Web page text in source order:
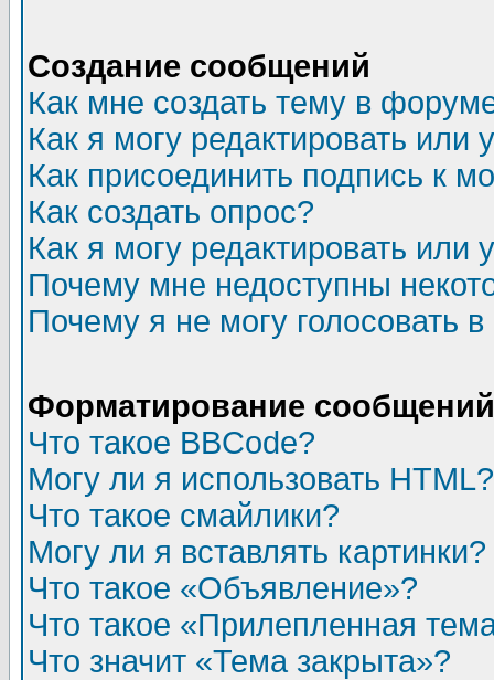
Создание сообщений
Как мне создать тему в
Как я могу редактировать или
Как присоединить подпись к
Как создать опрос?
Как я могу редактировать или
Почему мне недоступны
Почему я не могу голосовать
Форматирование
Что такое BBCode?
Могу ли я использовать HTML?
Что такое смайлики?
Могу ли я вставлять картинки?
Что такое «Объявление»?
Что такое «Прилепленная
Что значит «Тема закрыта»?